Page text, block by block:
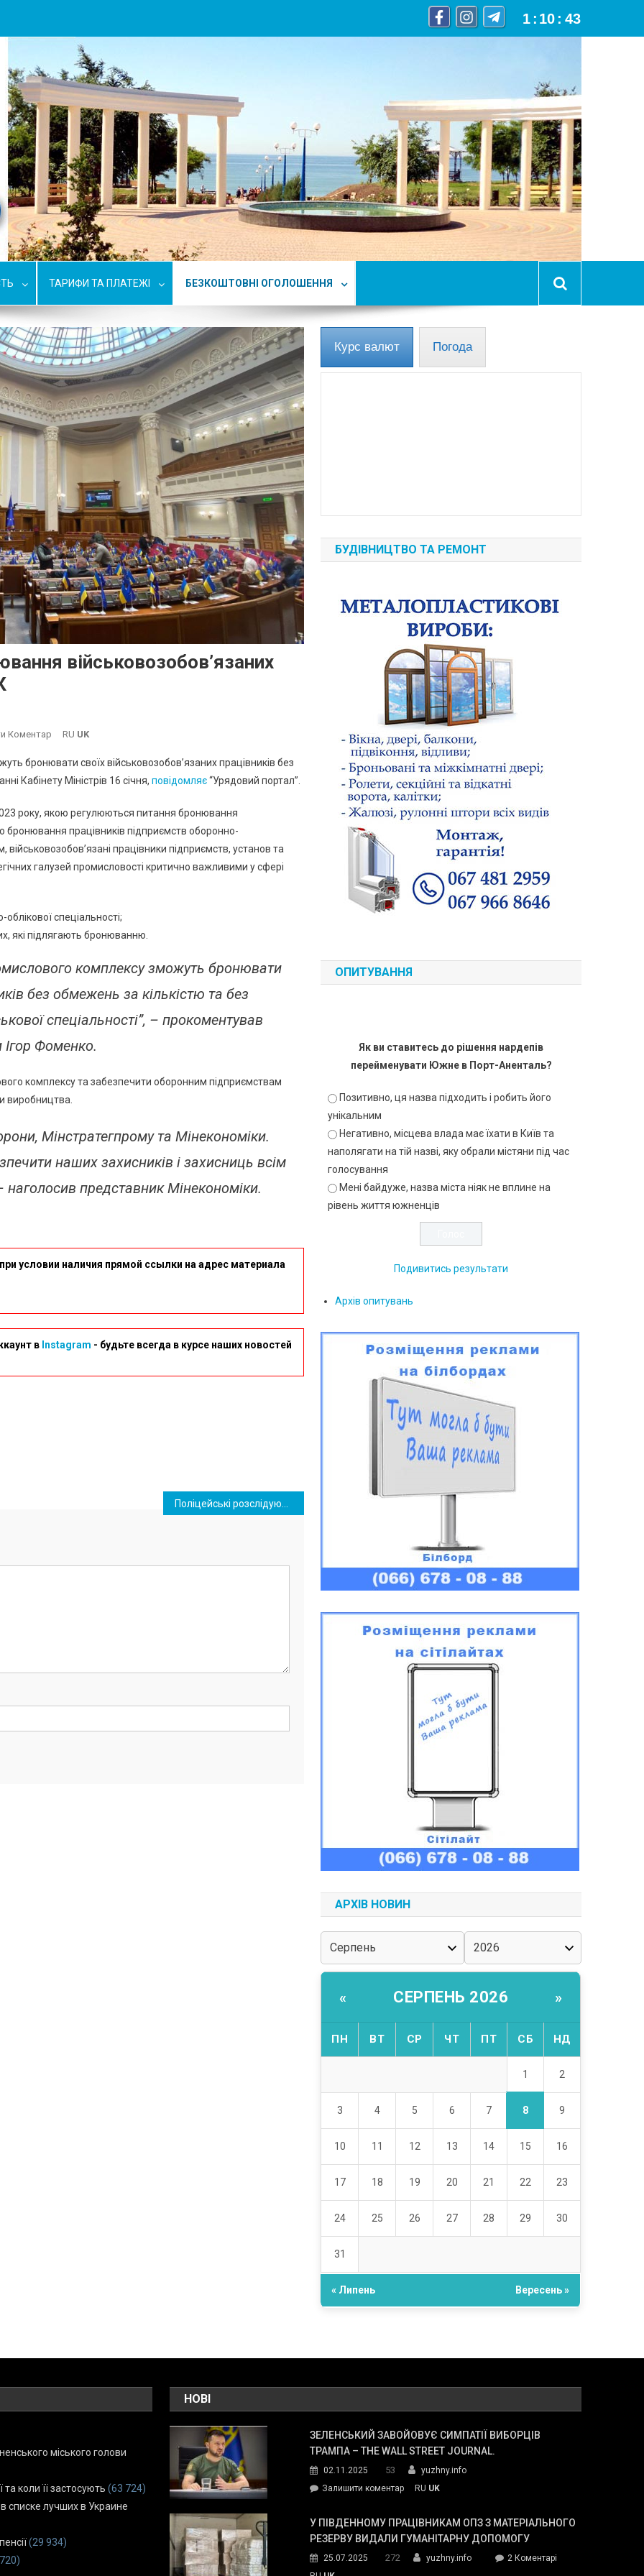
1 : 10 : 44
ТАРИФИ ТА ПЛАТЕЖІ БЕЗКОШТОВНІ ОГОЛОШЕННЯ
військовозобов’язаних
Коментар
Змінив
Порядок
Військовозобов’язаних
Працівників
Підприємств
ОПК
RU UK
бронювати своїх військовозобов’язаних працівників без
Кабінету Міністрів 16 січня, повідомляє“Урядовий портал”.
року, якою регулюються питання бронювання
бронювання працівників підприємств оборонно-
працівники підприємств, установ та
галузей промисловості критично важливими у сфері
спеціальності;
які підлягають бронюванню.
комплексу зможуть бронювати
без обмежень за кількістю та без
спеціальності”, – прокоментував
Ігор Фоменко.
комплексу та забезпечити оборонним підприємствам
виробництва.
Мінстратегпрому та Мінекономіки.
наших захисників і захисниць всім
представник Мінекономіки.
условии наличия прямой ссылки на адрес материала
в Instagram - будьте всегда в курсе наших новостей
Курс валют Погода
БУДІВНИЦТВО ТА РЕМОНТ
ОПИТУВАННЯ
Як ви ставитесь до рішення нардепів
перейменувати Южне в Порт-Аненталь?
Позитивно, ця назва підходить і робить його
унікальним
Негативно, місцева влада має їхати в Київ та
наполягати на тій назві, яку обрали містяни під час
голосування
Мені байдуже, назва міста ніяк не вплине на
рівень життя южненців
Подивитись результати
Архів опитувань
АРХІВ НОВИН
« СЕРПЕНЬ 2026 »
ПН ВТ СР ЧТ ПТ СБ НД
1 2
3 4 5 6 7 8 9
10 11 12 13 14 15 16
17 18 19 20 21 22 23
24 25 26 27 28 29 30
31
« Липень Вересень »
міського голови
коли її застосують (63 724)
списке лучших в Украине
(29 934)
НОВІ
ЗЕЛЕНСЬКИЙ ЗАВОЙОВУЄ СИМПАТІЇ ВИБОРЦІВ
ТРАМПА – THE WALL STREET JOURNAL.
02.11.2025 53
yuzhny.info
Залишити коментарon
завойовує
симпатії
Трампа
RU UK
У ПІВДЕННОМУ ПРАЦІВНИКАМ ОПЗ З МАТЕРІАЛЬНОГО
РЕЗЕРВУ ВИДАЛИ ГУМАНІТАРНУ ДОПОМОГУ
25.07.2025 272 yuzhny.info 2 Коментарідо